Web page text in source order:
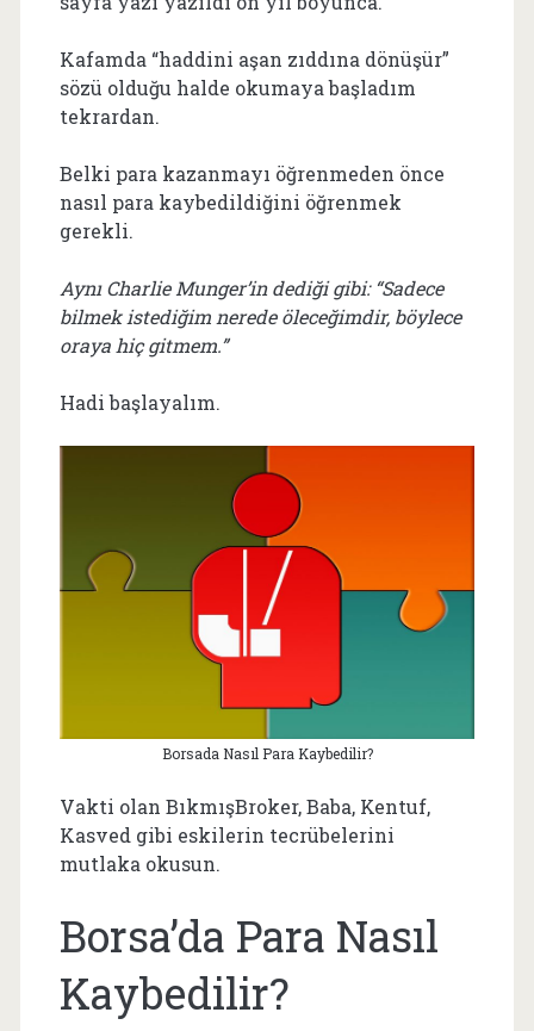
Kafamda “haddini aşan zıddına dönüşür”
sözü olduğu halde okumaya başladım
tekrardan.
Belki para kazanmayı öğrenmeden önce
nasıl para kaybedildiğini öğrenmek
gerekli.
Aynı Charlie Munger’in dediği gibi: “Sadece
bilmek istediğim nerede öleceğimdir, böylece
oraya hiç gitmem.”
Hadi başlayalım.
Borsada Nasıl Para Kaybedilir?
Vakti olan BıkmışBroker, Baba, Kentuf,
Kasved gibi eskilerin tecrübelerini
mutlaka okusun.
Borsa’da Para Nasıl
Kaybedilir?